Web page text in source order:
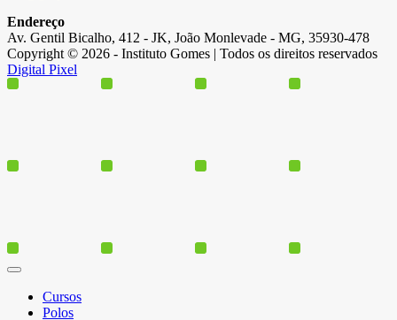
Endereço
Av. Gentil Bicalho, 412 - JK, João Monlevade - MG, 35930-478
Copyright © 2026 - Instituto Gomes | Todos os direitos reservados
Digital Pixel
Cursos
Polos